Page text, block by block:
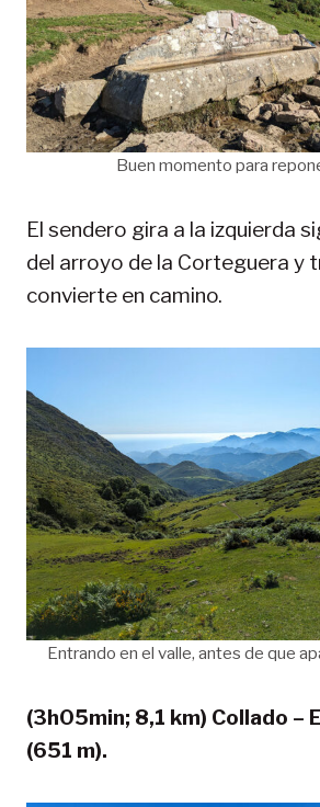
Buen momento para
El sendero gira a la izquierda
del arroyo de la Corteguera y
convierte en camino.
Entrando en el valle, antes de que
(3h05min; 8,1 km) Collado –
(651 m).